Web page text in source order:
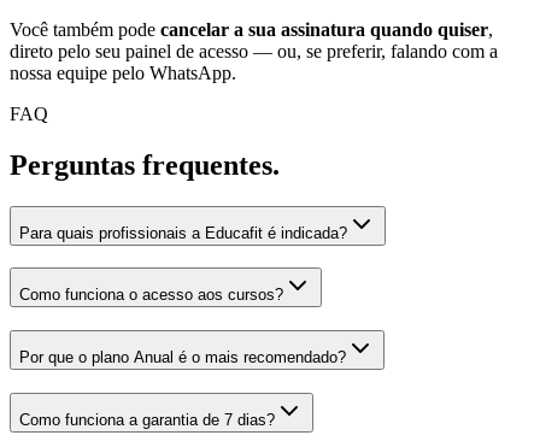
Você também pode cancelar a sua assinatura quando quiser,
direto pelo seu painel de acesso — ou, se preferir, falando com a
nossa equipe pelo WhatsApp.
FAQ
Perguntas frequentes.
Para quais profissionais a Educafit é indicada?
Como funciona o acesso aos cursos?
Por que o plano Anual é o mais recomendado?
Como funciona a garantia de 7 dias?